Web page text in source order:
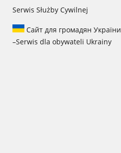
Serwis Służby Cywilnej
Сайт для громадян України
–Serwis dla obywateli Ukrainy